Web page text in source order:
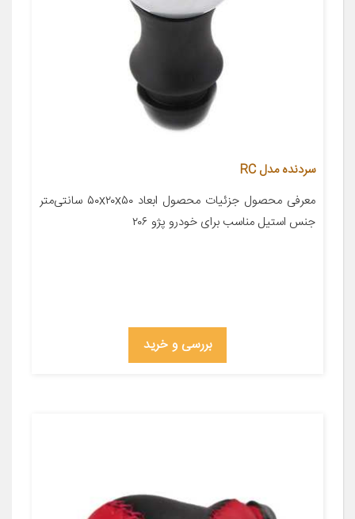
سردنده مدل RC
معرفی محصول جزئیات محصول ابعاد ۵۰x۲۰x۵۰ سانتی‌متر
جنس استیل مناسب برای خودرو پژو ۲۰۶
بررسی و خرید